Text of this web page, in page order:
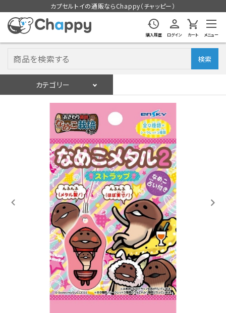
カプセルトイの通販ならChappy（チャッピー）
購入履歴 ログイン カート メニュー
検索
カテゴリー
会員登録
入荷スケジュールをチェック
カプセルトイマシン本体
カプセルトイ
販促用空カプセル
レンタル
景品・玩具・文具
販促用カプセルトイ